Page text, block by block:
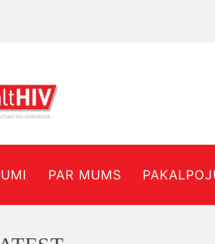
PAR MUMS